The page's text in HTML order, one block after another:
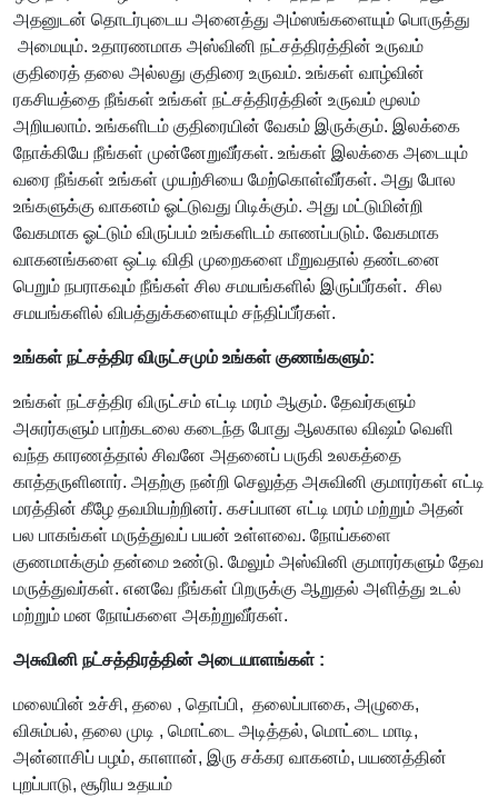
அதனுடன் தொடர்புடைய அனைத்து அம்ஸங்களையும் பொருத்து
அமையும். உதாரணமாக அஸ்வினி நட்சத்திரத்தின் உருவம்
குதிரைத் தலை அல்லது குதிரை உருவம். உங்கள் வாழ்வின்
ரகசியத்தை நீங்கள் உங்கள் நட்சத்திரத்தின் உருவம் மூலம்
அறியலாம். உங்களிடம் குதிரையின் வேகம் இருக்கும். இலக்கை
நோக்கியே நீங்கள் முன்னேறுவீர்கள். உங்கள் இலக்கை அடையும்
வரை நீங்கள் உங்கள் முயற்சியை மேற்கொள்வீர்கள். அது போல
உங்களுக்கு வாகனம் ஓட்டுவது பிடிக்கும். அது மட்டுமின்றி
வேகமாக ஓட்டும் விருப்பம் உங்களிடம் காணப்படும். வேகமாக
வாகனங்களை ஒட்டி விதி முறைகளை மீறுவதால் தண்டனை
பெறும் நபராகவும் நீங்கள் சில சமயங்களில் இருப்பீர்கள். சில
சமயங்களில் விபத்துக்களையும் சந்திப்பீர்கள்.
உங்கள் நட்சத்திர விருட்சமும் உங்கள் குணங்களும்:
உங்கள் நட்சத்திர விருட்சம் எட்டி மரம் ஆகும். தேவர்களும்
அசுரர்களும் பாற்கடலை கடைந்த போது ஆலகால விஷம் வெளி
வந்த காரணத்தால் சிவனே அதனைப் பருகி உலகத்தை
காத்தருளினார். அதற்கு நன்றி செலுத்த அசுவினி குமாரர்கள் எட்டி
மரத்தின் கீழே தவமியற்றினர். கசப்பான எட்டி மரம் மற்றும் அதன்
பல பாகங்கள் மருத்துவப் பயன் உள்ளவை. நோய்களை
குணமாக்கும் தன்மை உண்டு. மேலும் அஸ்வினி குமாரர்களும் தேவ
மருத்துவர்கள். எனவே நீங்கள் பிறருக்கு ஆறுதல் அளித்து உடல்
மற்றும் மன நோய்களை அகற்றுவீர்கள்.
அசுவினி நட்சத்திரத்தின் அடையாளங்கள் :
மலையின் உச்சி, தலை , தொப்பி, தலைப்பாகை, அழுகை,
விசும்பல், தலை முடி , மொட்டை அடித்தல், மொட்டை மாடி,
அன்னாசிப் பழம், காளான், இரு சக்கர வாகனம், பயணத்தின்
புறப்பாடு, சூரிய உதயம்